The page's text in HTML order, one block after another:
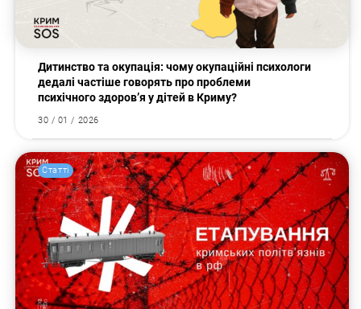
Дитинство та окупація: чому окупаційні психологи
дедалі частіше говорять про проблеми
психічного здоров’я у дітей в Криму?
30 / 01 / 2026
Статті